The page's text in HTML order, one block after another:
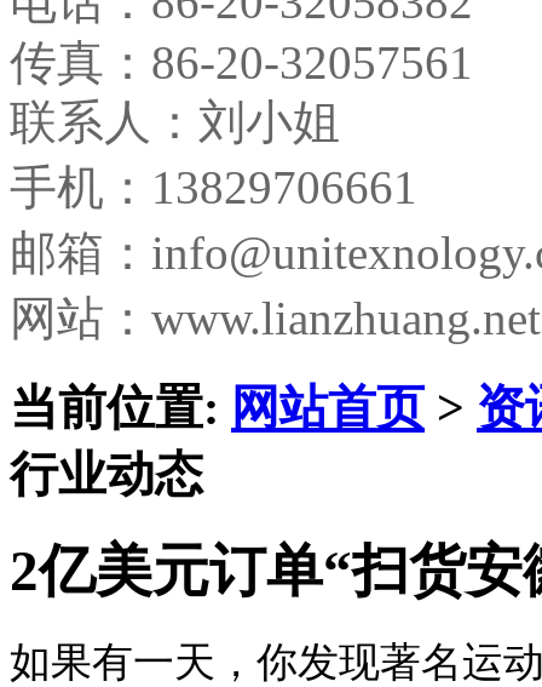
传真： 86-20-32057561
联系人：刘小姐
手机：13829706661
邮箱：
网站：www.lianzhuang.net
当前位置: 网站首页> 资
行业动态
2亿美元订单“扫货安
如果有一天，你发现著名运